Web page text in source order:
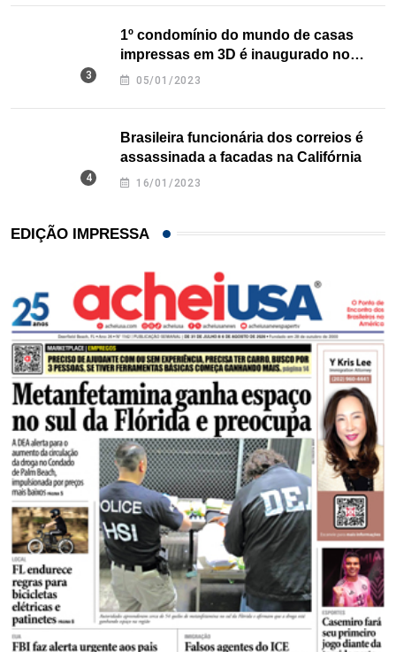
1º condomínio do mundo de casas
impressas em 3D é inaugurado no
Texas
05/01/2023
Brasileira funcionária dos correios é
assassinada a facadas na Califórnia
16/01/2023
EDIÇÃO IMPRESSA